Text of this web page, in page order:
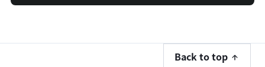
Back to top